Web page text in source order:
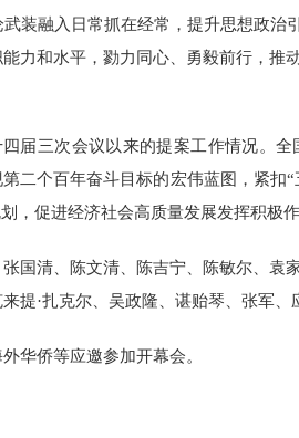
装融入日常抓在经常，提升思想政治
力和水平，勠力同心、勇毅前行，推
届三次会议以来的提案工作情况。
个百年奋斗目标的宏伟蓝图，紧扣
，促进经济社会高质量发展发挥积极作
国清、陈文清、陈吉宁、陈敏尔、袁
提·扎克尔、吴政隆、谌贻琴、张军、
华侨等应邀参加开幕会。